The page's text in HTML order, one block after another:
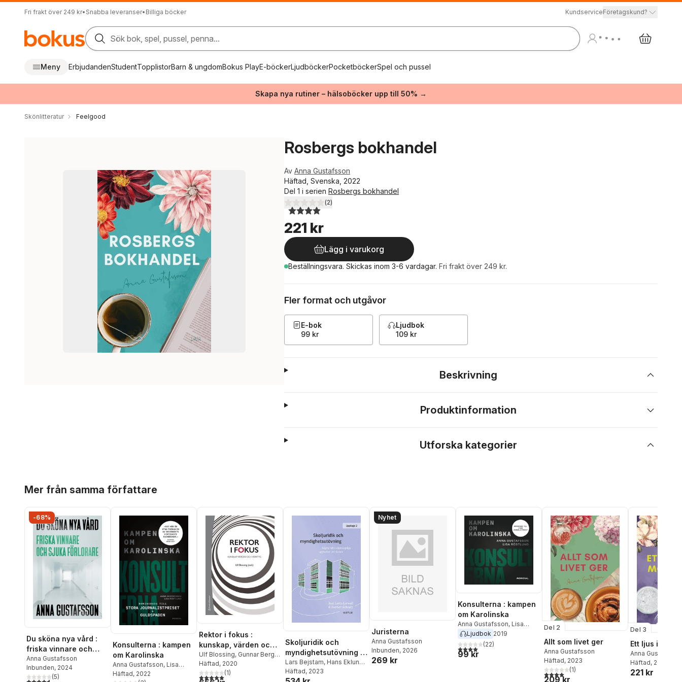
Fri frakt över 249 kr• Snabba leveranser• Billiga böcker KundserviceFöretagskund?
Sök bok, spel, pussel, penna...
Meny ErbjudandenStudentTopplistorBarn & ungdomBokus PlayE-böckerLjudböckerPocketböckerSpel och pussel
Skapa nya rutiner – hälsoböcker upp till 50% →
Skönlitteratur Feelgood
Rosbergs bokhandel
Av Anna Gustafsson
Häftad, Svenska, 2022
Del 1 i serien Rosbergs bokhandel
4,0utav 5 stjärnor. Totalt antal röster:
(2)
221 kr
Lägg i varukorg
Beställningsvara. Skickas inom 3-6 vardagar. Fri frakt över 249 kr.
Fler format och utgåvor
E-bok
99 kr
Ljudbok
109 kr
Beskrivning
Produktinformation
Utforska kategorier
Mer från samma författare
-68%
Du sköna nya vård :
friska vinnare och
sjuka förlorare
Anna Gustafsson
Inbunden, 2024
4,6utav 5 stjärnor. Totalt antal röster:
(5)
Konsulterna : kampen
om Karolinska
Anna Gustafsson, Lisa
Röstlund
Häftad, 2022
Rektor i fokus :
kunskap, värden och
verktyg
Ulf Blossing, Gunnar Berg,
Annika Bergviken
Rensfeldt,
Häftad, 2020
5,0utav 5 stjärnor. Totalt antal röster:
(1)
Skoljuridik och
myndighetsutövning :
några
rättsvetenskapliga
Lars Bejstam, Hans Eklund ,
Victoria Enkvist
Gustafsson
Häftad, 2023
Nyhet
Juristerna
Anna Gustafsson
Inbunden, 2026
269 kr
Konsulterna : kampen
om Karolinska
Anna Gustafsson, Lisa
Röstlund
Ljudbok 2019
4,0utav 5 stjärnor. Totalt antal röster:
(22)
99 kr
Del 2
Allt som livet ger
Anna Gustafsson
Häftad, 2023
4,0utav 5 stjärnor. Totalt antal röster:
(1)
209 kr
Del 3
Ett ljus i
Anna Gustafsson
Häftad, 2024
221 kr